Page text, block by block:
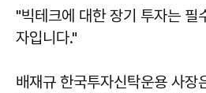
"빅테크에 대한 장기 투자는 필
자입니다."
배재규 한국투자신탁운용 사장